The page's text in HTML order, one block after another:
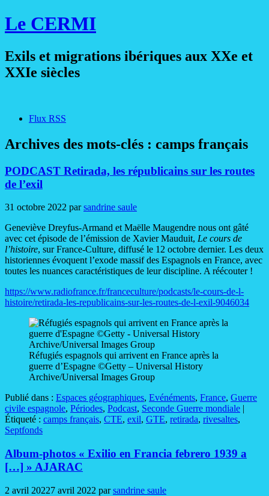
Le CERMI
Exils et migrations ibériques aux XXe et
XXIe siècles
Flux RSS
Archives des mots-clés : camps français
PODCAST Retirada, les républicains sur les routes
de l’exil
31 octobre 2022 parsandrine saule
Geneviève Dreyfus-Armand et Maëlle Maugendre nous ont gâté
avec cet épisode de l’émission de Xavier Mauduit, Le cours de
l’histoire, sur France-Culture, diffusé le 12 octobre dernier. Les deux
historiennes évoquent l’exode massif des Espagnols en France, avec
toutes les nuances caractéristiques de leur discipline. A réécouter !
https://www.radiofrance.fr/franceculture/podcasts/le-cours-de-l-
histoire/retirada-les-republicains-sur-les-routes-de-l-exil-9046034
Réfugiés espagnols qui arrivent en France après la
guerre d’Espagne ©Getty – Universal History
Archive/Universal Images Group
Publié dans : Espaces géographiques, Evénéments, France, Guerre
civile espagnole, Périodes, Podcast, Seconde Guerre mondiale |
Étiqueté : camps français, CTE, exil, GTE, retirada, rivesaltes,
Septfonds
Album-photos « Exilio en Francia febrero 1939 a
[…] » AJARAC
2 avril 20227 avril 2022 parsandrine saule